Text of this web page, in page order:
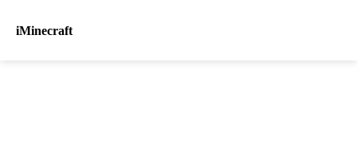
iMinecraft